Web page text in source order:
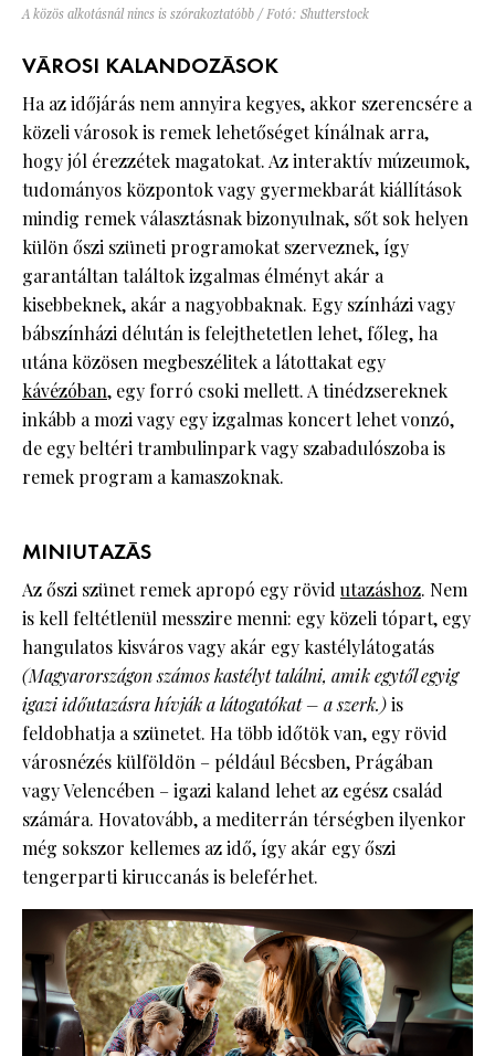
A közös alkotásnál nincs is szórakoztatóbb / Fotó: Shutterstock
VÁROSI KALANDOZÁSOK
Ha az időjárás nem annyira kegyes, akkor szerencsére a
közeli városok is remek lehetőséget kínálnak arra,
hogy jól érezzétek magatokat. Az interaktív múzeumok,
tudományos központok vagy gyermekbarát kiállítások
mindig remek választásnak bizonyulnak, sőt sok helyen
külön őszi szüneti programokat szerveznek, így
garantáltan találtok izgalmas élményt akár a
kisebbeknek, akár a nagyobbaknak. Egy színházi vagy
bábszínházi délután is felejthetetlen lehet, főleg, ha
utána közösen megbeszélitek a látottakat egy
kávézóban, egy forró csoki mellett. A tinédzsereknek
inkább a mozi vagy egy izgalmas koncert lehet vonzó,
de egy beltéri trambulinpark vagy szabadulószoba is
remek program a kamaszoknak.
MINIUTAZÁS
Az őszi szünet remek apropó egy rövid utazáshoz. Nem
is kell feltétlenül messzire menni: egy közeli tópart, egy
hangulatos kisváros vagy akár egy kastélylátogatás
(Magyarországon számos kastélyt találni, amik egytől egyig
igazi időutazásra hívják a látogatókat – a szerk.)is
feldobhatja a szünetet. Ha több időtök van, egy rövid
városnézés külföldön – például Bécsben, Prágában
vagy Velencében – igazi kaland lehet az egész család
számára. Hovatovább, a mediterrán térségben ilyenkor
még sokszor kellemes az idő, így akár egy őszi
tengerparti kiruccanás is beleférhet.